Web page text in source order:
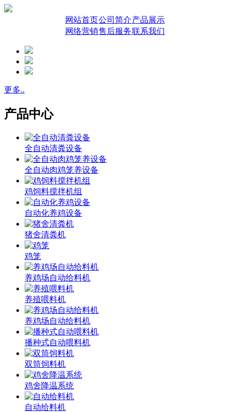
网站首页公司简介产品展示
网络营销售后服务联系我们
更多..
产品中心
全自动清粪设备
全自动肉鸡笼养设备
鸡饲料搅拌机组
自动化养鸡设备
猪舍清粪机
鸡笼
养鸡场自动给料机
养殖喂料机
养鸡场自动给料机
播种式自动喂料机
双筒饲料机
鸡舍降温系统
自动给料机